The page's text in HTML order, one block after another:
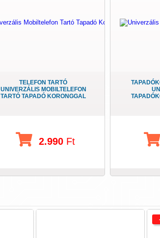
TELEFON TARTÓ
UNIVERZÁLIS MOBILTELEFON
TARTÓ TAPADÓ KORONGGAL
2.990Ft